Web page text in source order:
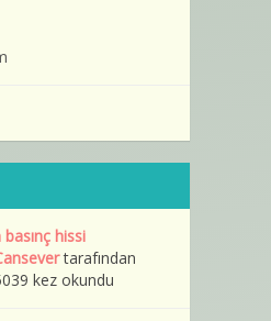
hissi
tarafından
kez okundu